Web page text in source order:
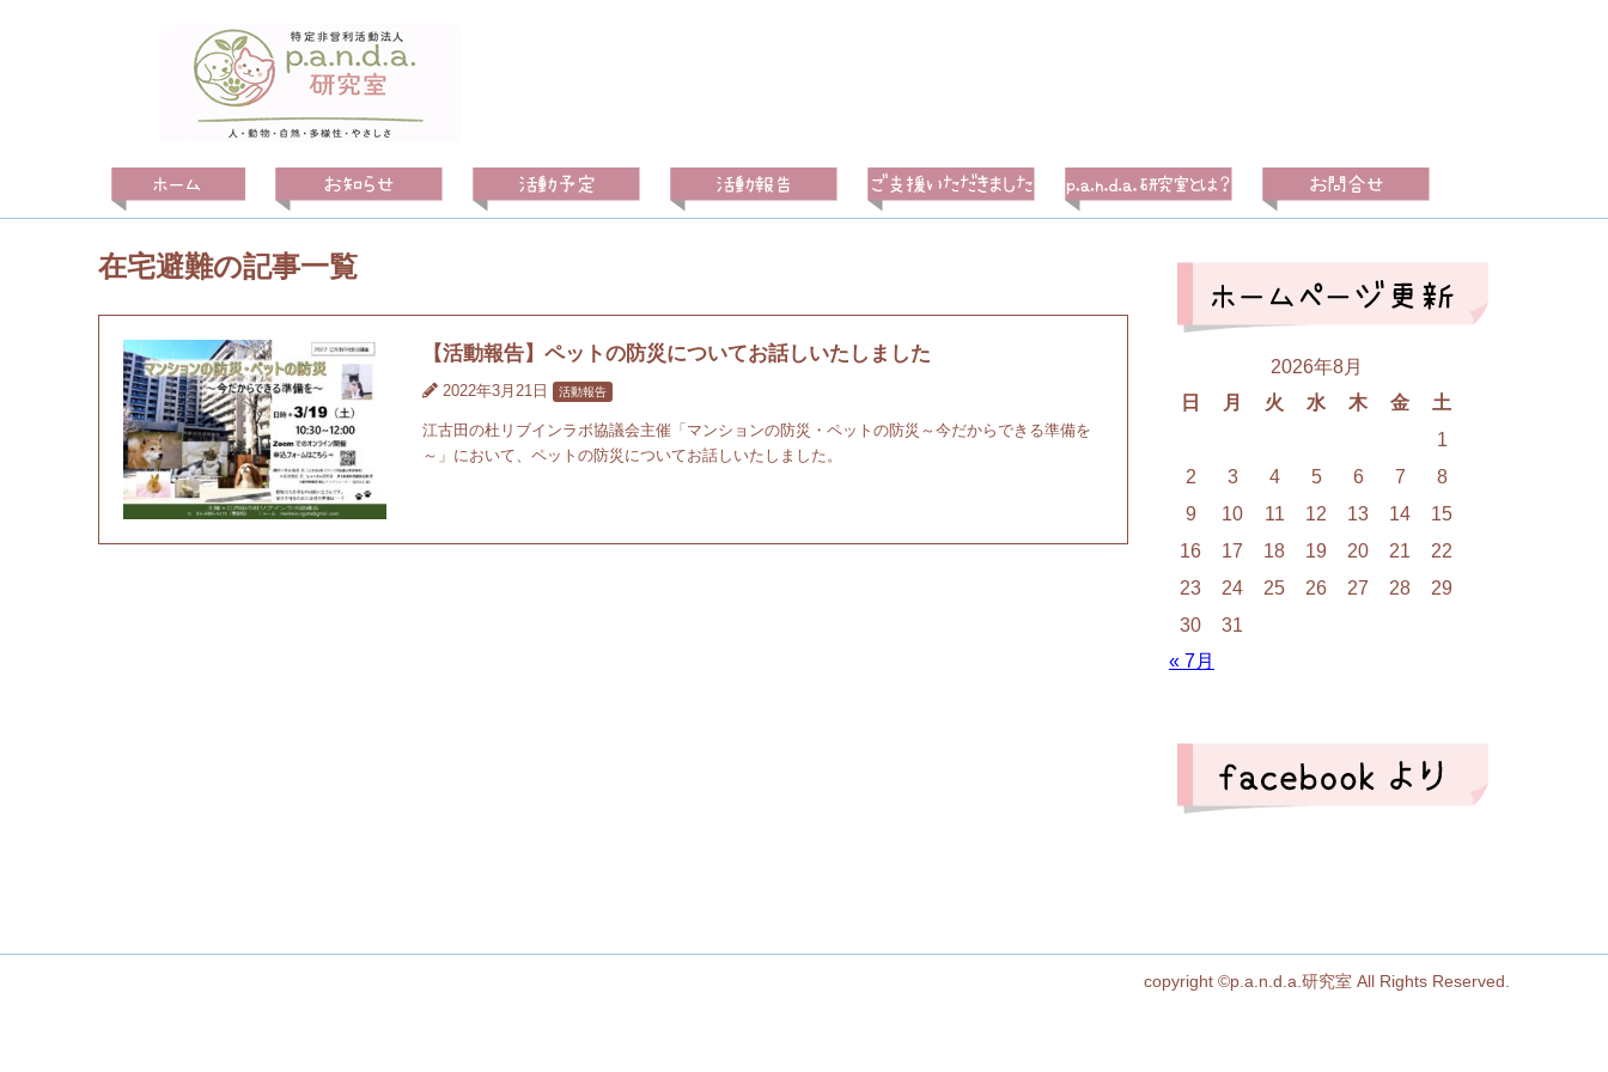
在宅避難の記事一覧
【活動報告】ペットの防災についてお話しいたしました
2022年3月21日 活動報告
江古田の杜リブインラボ協議会主催「マンションの防災・ペットの防災～今だからできる準備を
～」において、ペットの防災についてお話しいたしました。
2026年8月
日
月 火 水 木 金
土
1
2
3 4 5 6 7
8
9
10 11 12 13 14
15
16
17 18 19 20 21
22
23
24 25 26 27 28
29
30
31
« 7月
copyright ©p.a.n.d.a.研究室 All Rights Reserved.